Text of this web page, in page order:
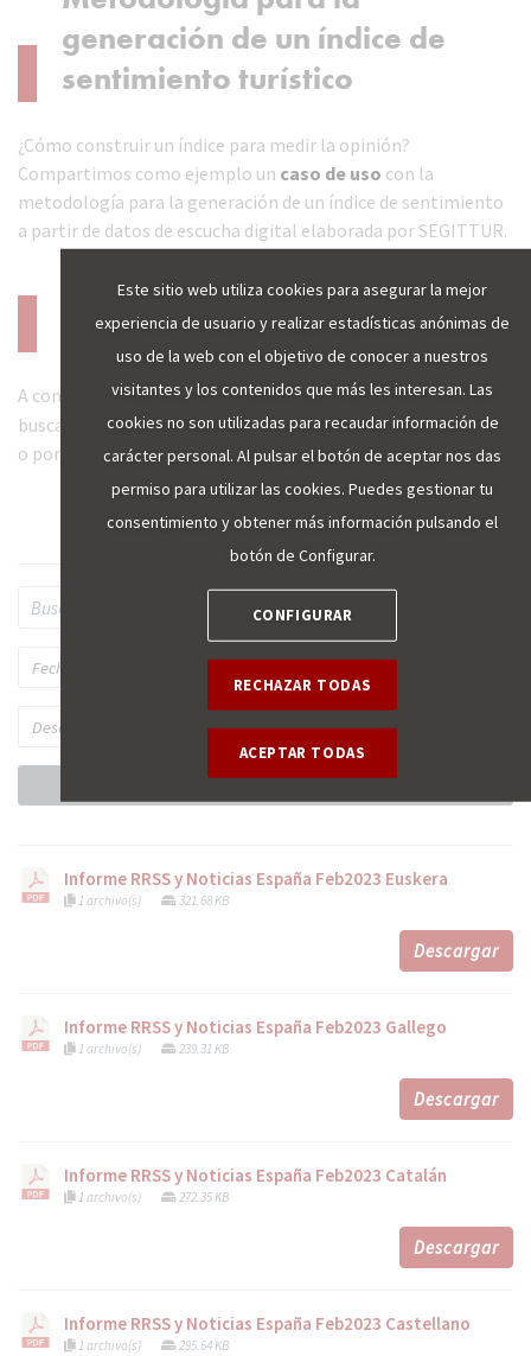
generación de un índice de
sentimiento turístico
¿Cómo construir un índice para medir la opinión?
Compartimos como ejemplo un caso de uso con la
metodología para la generación de un índice de sentimiento
a partir de datos de escucha digital elaborada por SEGITTUR.
Descarga de informes
A continuación, puede acceder a los informes. A través del
buscador, puede localizar una publicación por palabras clave
o por fechas.
Informe RRSS y Noticias España Feb2023 Euskera
1 archivo(s) 321.68 KB
Descargar
Informe RRSS y Noticias España Feb2023 Gallego
1 archivo(s) 239.31 KB
Descargar
Informe RRSS y Noticias España Feb2023 Catalán
1 archivo(s) 272.35 KB
Descargar
Informe RRSS y Noticias España Feb2023 Castellano
1 archivo(s) 295.64 KB
Este sitio web utiliza cookies para asegurar la mejor
experiencia de usuario y realizar estadísticas anónimas de
uso de la web con el objetivo de conocer a nuestros
visitantes y los contenidos que más les interesan. Las
cookies no son utilizadas para recaudar información de
carácter personal. Al pulsar el botón de aceptar nos das
permiso para utilizar las cookies. Puedes gestionar tu
consentimiento y obtener más información pulsando el
botón de Configurar.
CONFIGURAR
RECHAZAR TODAS
ACEPTAR TODAS